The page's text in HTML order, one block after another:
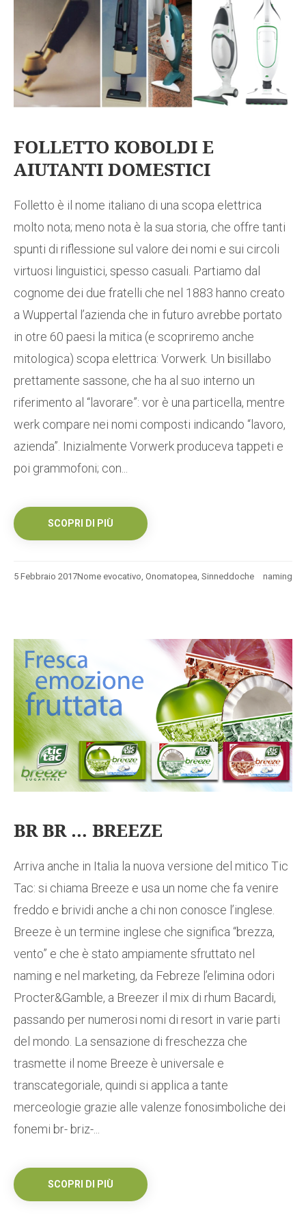
FOLLETTO KOBOLDI E
AIUTANTI DOMESTICI
Folletto è il nome italiano di una scopa elettrica
molto nota; meno nota è la sua storia, che offre tanti
spunti di riflessione sul valore dei nomi e sui circoli
virtuosi linguistici, spesso casuali. Partiamo dal
cognome dei due fratelli che nel 1883 hanno creato
a Wuppertal l’azienda che in futuro avrebbe portato
in otre 60 paesi la mitica (e scopriremo anche
mitologica) scopa elettrica: Vorwerk. Un bisillabo
prettamente sassone, che ha al suo interno un
riferimento al “lavorare”: vor è una particella, mentre
werk compare nei nomi composti indicando “lavoro,
azienda”. Inizialmente Vorwerk produceva tappeti e
poi grammofoni; con...
SCOPRI DI PIÙ
5 Febbraio 2017 naming
Nome evocativo, Onomatopea, Sinneddoche
BR BR … BREEZE
Arriva anche in Italia la nuova versione del mitico Tic
Tac: si chiama Breeze e usa un nome che fa venire
freddo e brividi anche a chi non conosce l’inglese.
Breeze è un termine inglese che significa “brezza,
vento” e che è stato ampiamente sfruttato nel
naming e nel marketing, da Febreze l’elimina odori
Procter&Gamble, a Breezer il mix di rhum Bacardi,
passando per numerosi nomi di resort in varie parti
del mondo. La sensazione di freschezza che
trasmette il nome Breeze è universale e
transcategoriale, quindi si applica a tante
merceologie grazie alle valenze fonosimboliche dei
fonemi br- briz-...
SCOPRI DI PIÙ